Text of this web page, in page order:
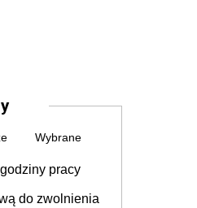
Wybrane
pracy
do zwolnienia